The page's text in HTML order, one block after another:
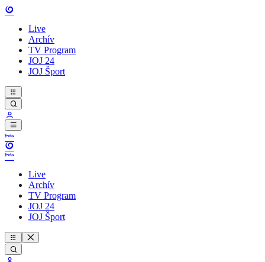
Live
Archív
TV Program
JOJ 24
JOJ Šport
Live
Archív
TV Program
JOJ 24
JOJ Šport